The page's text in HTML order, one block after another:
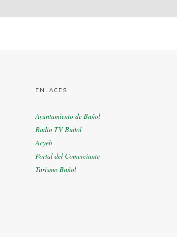
ENLACES
Ayuntamiento de Buñol
Radio TV Buñol
Acyeb
Portal del Comerciante
Turismo Buñol